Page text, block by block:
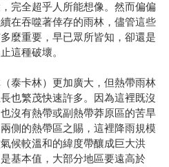
完全超乎人所能想像。然而偏偏
在吞噬著倖存的雨林，儘管這些
麼重要，早已眾所皆知，卻還是
這種破壞。
泰卡林）更加廣大，但熱帶雨林
也繁茂快速許多。因為這裡既沒
沒有熱帶或副熱帶莽原區的苦旱
側的熱帶區之賜，這裡降雨規模
候較溫和的緯度帶釀成巨大洪
基本值，大部分地區要遠高於